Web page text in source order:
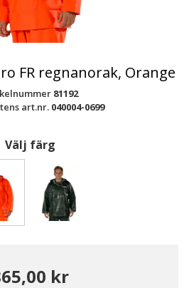
FR regnanorak, Orange
81192
art.nr. 040004-0699
Välj färg
kr